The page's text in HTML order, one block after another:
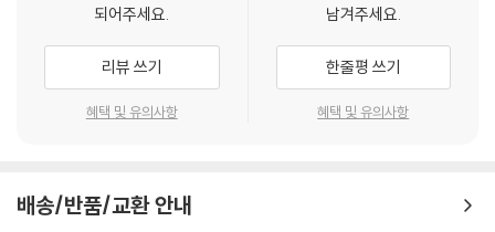
되어주세요.
리뷰 쓰기
혜택 및 유의사항
남겨주세요.
한줄평 쓰기
혜택 및 유의사항
배송/반품/교환 안내